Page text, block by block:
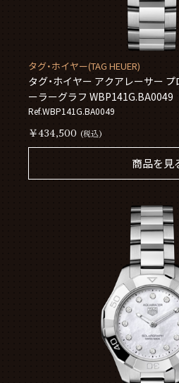
タグ・ホイヤー(TAG HEUER)
タグ・ホイヤー アクアレーサー
ーラーグラフ WBP141G.BA0049
Ref.WBP141G.BA0049
￥434,500 (税込)
商品を見